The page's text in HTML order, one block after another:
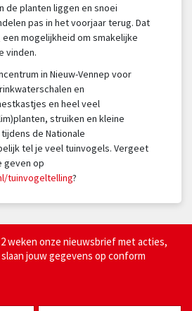
de planten liggen en snoei
pas in het voorjaar terug. Dat
mogelijkheid om smakelijke
vinden.
in Nieuw-Vennep voor
en
en heel veel
struiken en kleine
de Nationale
tel je veel tuinvogels. Vergeet
geven op
tuinvogeltelling?
weken onze nieuwsbrief met acties,
jouw gegevens op conform